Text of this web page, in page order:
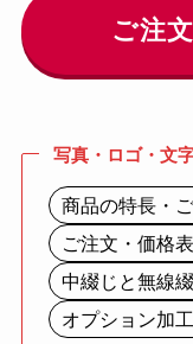
ご注
写真・ロゴ・文
商品の特長・
ご注文・価格表
中綴じと無線
オプション加工